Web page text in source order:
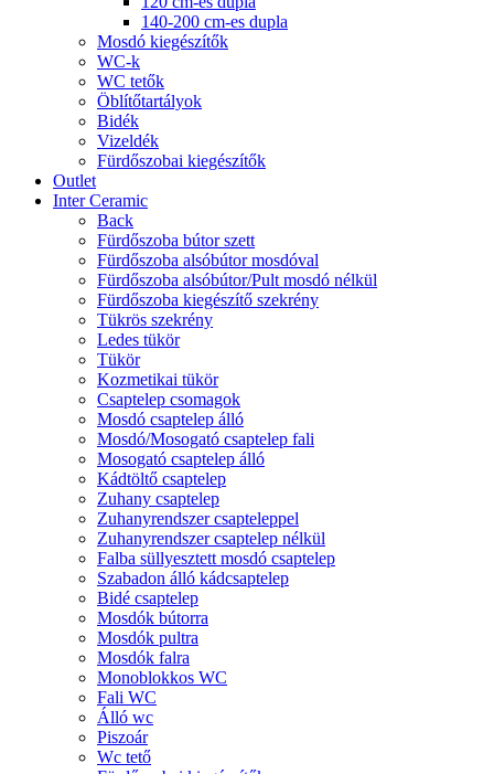
140-200 cm-es dupla
Mosdó kiegészítők
WC-k
WC tetők
Öblítőtartályok
Bidék
Vizeldék
Fürdőszobai kiegészítők
Outlet
Inter Ceramic
Back
Fürdőszoba bútor szett
Fürdőszoba alsóbútor mosdóval
Fürdőszoba alsóbútor/Pult mosdó nélkül
Fürdőszoba kiegészítő szekrény
Tükrös szekrény
Ledes tükör
Tükör
Kozmetikai tükör
Csaptelep csomagok
Mosdó csaptelep álló
Mosdó/Mosogató csaptelep fali
Mosogató csaptelep álló
Kádtöltő csaptelep
Zuhany csaptelep
Zuhanyrendszer csapteleppel
Zuhanyrendszer csaptelep nélkül
Falba süllyesztett mosdó csaptelep
Szabadon álló kádcsaptelep
Bidé csaptelep
Mosdók bútorra
Mosdók pultra
Mosdók falra
Monoblokkos WC
Fali WC
Álló wc
Piszoár
Wc tető